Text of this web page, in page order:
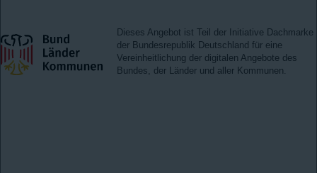
Dieses Angebot ist Teil der Initiative Dachmarke
der Bundesrepublik Deutschland für eine
Vereinheitlichung der digitalen Angebote des
Bundes, der Länder und aller Kommunen.